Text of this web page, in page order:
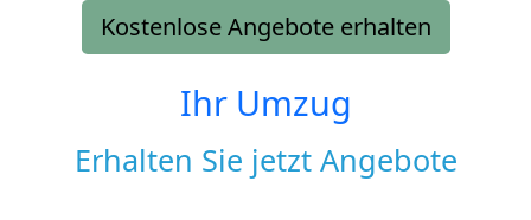
Kostenlose Angebote erhalten
Ihr Umzug
Erhalten Sie jetzt Angebote